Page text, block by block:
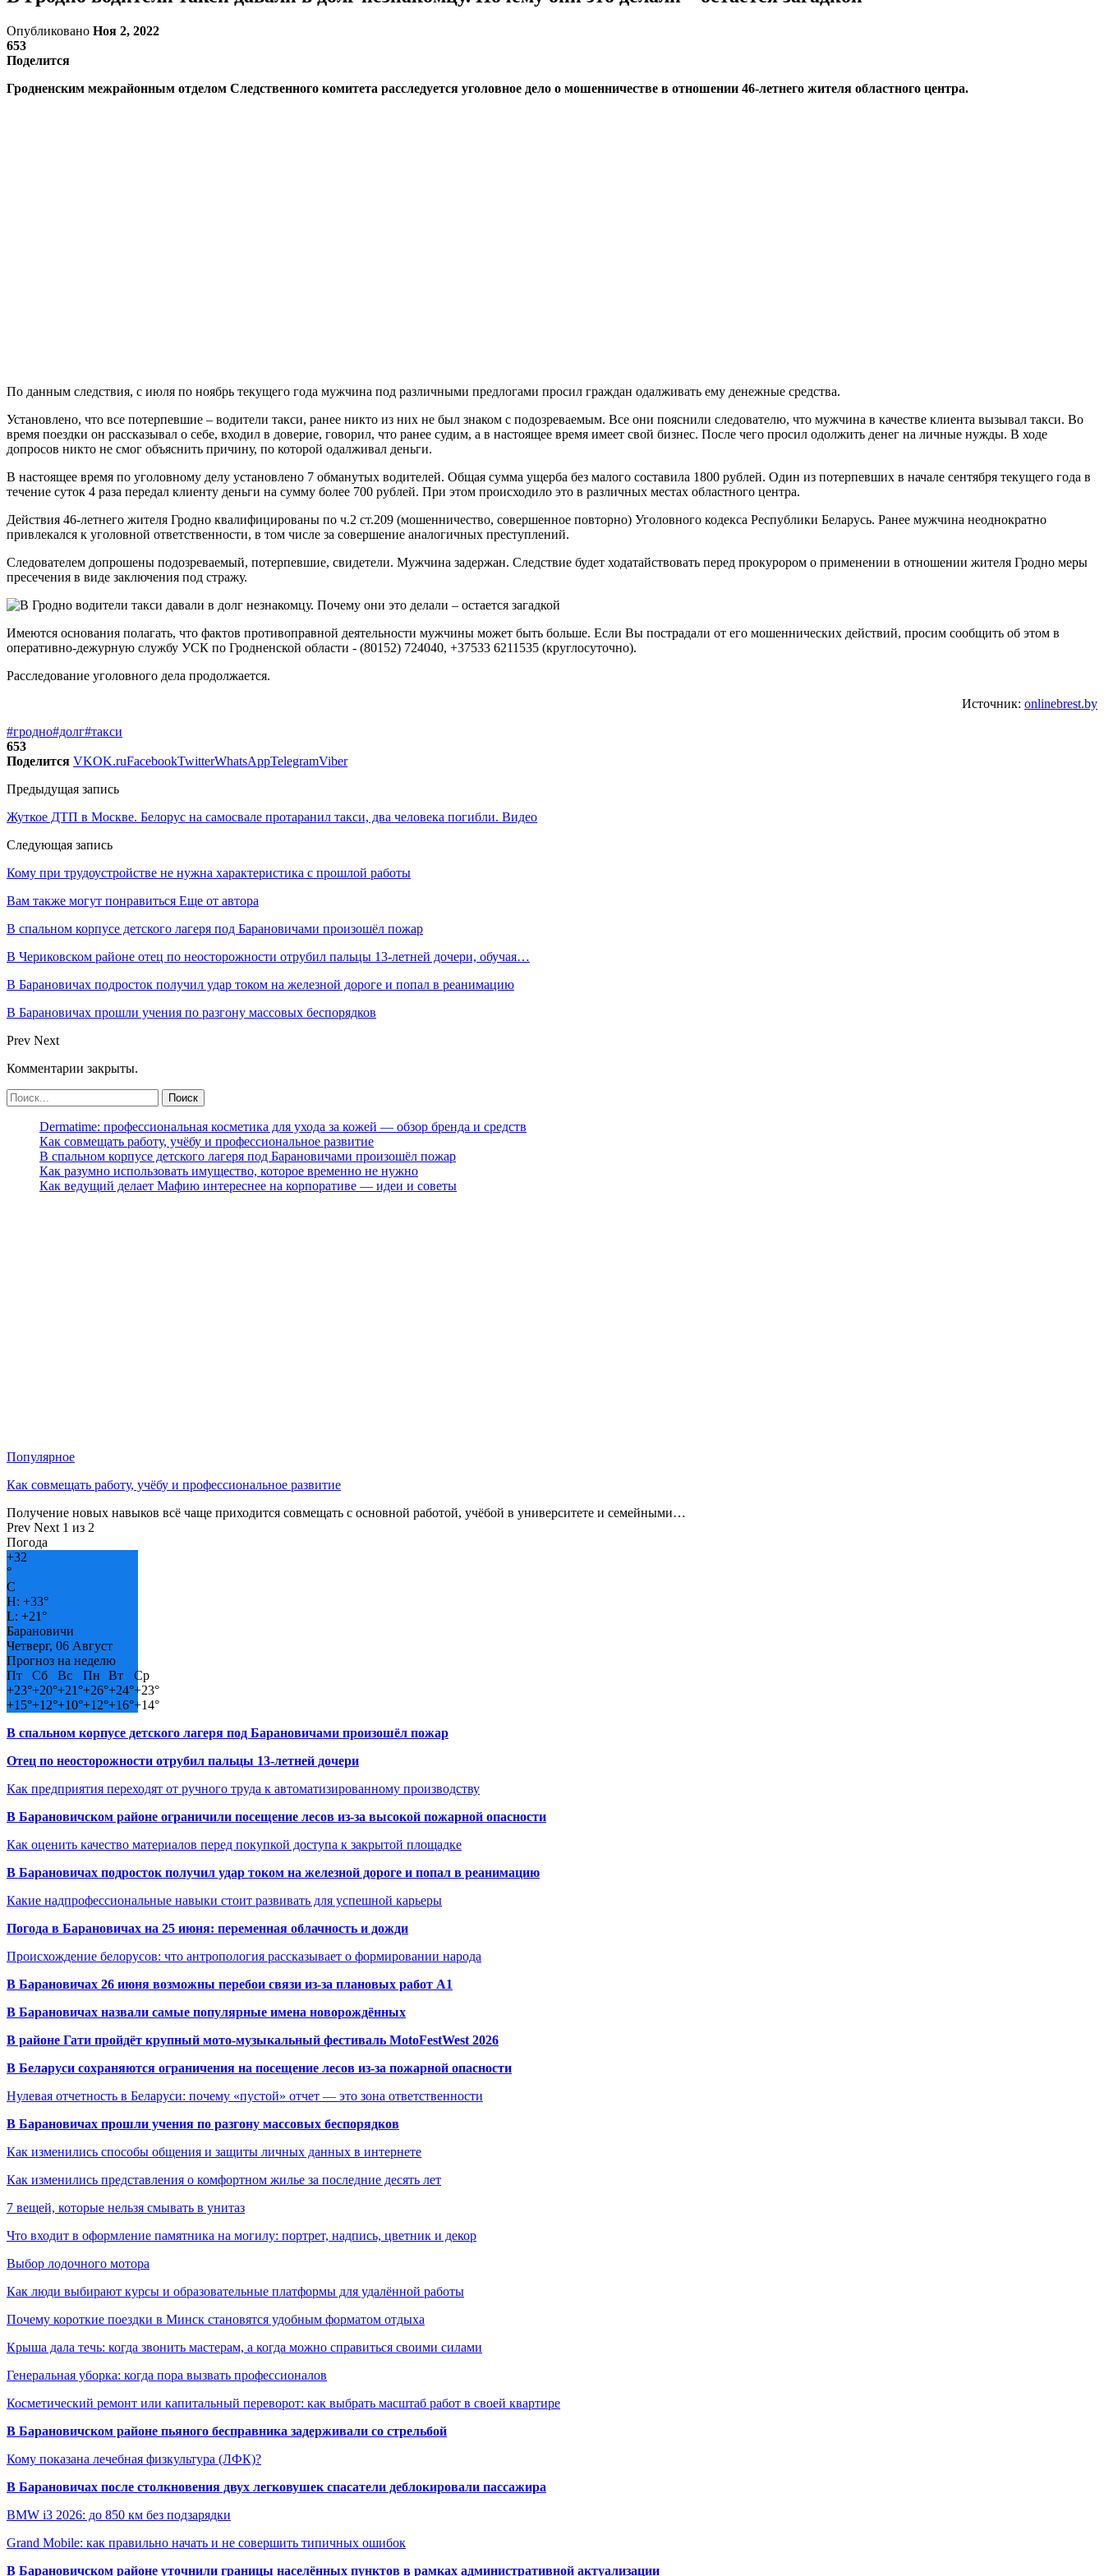
Опубликовано Ноя 2, 2022
653
Поделится
Гродненским межрайонным отделом Следственного комитета расследуется уголовное дело о мошенничестве в отношении 46-летнего жителя областного центра.
По данным следствия, с июля по ноябрь текущего года мужчина под различными предлогами просил граждан одалживать ему денежные средства.
Установлено, что все потерпевшие – водители такси, ранее никто из них не был знаком с подозреваемым. Все они пояснили следователю, что мужчина в качестве клиента вызывал такси. Во
время поездки он рассказывал о себе, входил в доверие, говорил, что ранее судим, а в настоящее время имеет свой бизнес. После чего просил одолжить денег на личные нужды. В ходе
допросов никто не смог объяснить причину, по которой одалживал деньги.
В настоящее время по уголовному делу установлено 7 обманутых водителей. Общая сумма ущерба без малого составила 1800 рублей. Один из потерпевших в начале сентября текущего года в
течение суток 4 раза передал клиенту деньги на сумму более 700 рублей. При этом происходило это в различных местах областного центра.
Действия 46-летнего жителя Гродно квалифицированы по ч.2 ст.209 (мошенничество, совершенное повторно) Уголовного кодекса Республики Беларусь. Ранее мужчина неоднократно
привлекался к уголовной ответственности, в том числе за совершение аналогичных преступлений.
Следователем допрошены подозреваемый, потерпевшие, свидетели. Мужчина задержан. Следствие будет ходатайствовать перед прокурором о применении в отношении жителя Гродно меры
пресечения в виде заключения под стражу.
Имеются основания полагать, что фактов противоправной деятельности мужчины может быть больше. Если Вы пострадали от его мошеннических действий, просим сообщить об этом в
оперативно-дежурную службу УСК по Гродненской области ‑ (80152) 724040, +37533 6211535 (круглосуточно).
Расследование уголовного дела продолжается.
Источник: onlinebrest.by
#гродно#долг#такси
653
Поделится VKOK.ruFacebookTwitterWhatsAppTelegramViber
Предыдущая запись
Жуткое ДТП в Москве. Белорус на самосвале протаранил такси, два человека погибли. Видео
Следующая запись
Кому при трудоустройстве не нужна характеристика с прошлой работы
Вам также могут понравиться Еще от автора
В спальном корпусе детского лагеря под Барановичами произошёл пожар
В Чериковском районе отец по неосторожности отрубил пальцы 13-летней дочери, обучая…
В Барановичах подросток получил удар током на железной дороге и попал в реанимацию
В Барановичах прошли учения по разгону массовых беспорядков
Prev Next
Комментарии закрыты.
Dermatime: профессиональная косметика для ухода за кожей — обзор бренда и средств
Как совмещать работу, учёбу и профессиональное развитие
В спальном корпусе детского лагеря под Барановичами произошёл пожар
Как разумно использовать имущество, которое временно не нужно
Как ведущий делает Мафию интереснее на корпоративе — идеи и советы
Популярное
Как совмещать работу, учёбу и профессиональное развитие
Получение новых навыков всё чаще приходится совмещать с основной работой, учёбой в университете и семейными…
Prev Next 1 из 2
Погода
+32
°
C
H: +33°
L: +21°
Барановичи
Четверг, 06 Август
Прогноз на неделю
Пт
Сб Вс Пн Вт
Ср
+23°+20°+21°+26°+24°+23°
+15°+12°+10°+12°+16°+14°
В спальном корпусе детского лагеря под Барановичами произошёл пожар
Отец по неосторожности отрубил пальцы 13-летней дочери
Как предприятия переходят от ручного труда к автоматизированному производству
В Барановичском районе ограничили посещение лесов из-за высокой пожарной опасности
Как оценить качество материалов перед покупкой доступа к закрытой площадке
В Барановичах подросток получил удар током на железной дороге и попал в реанимацию
Какие надпрофессиональные навыки стоит развивать для успешной карьеры
Погода в Барановичах на 25 июня: переменная облачность и дожди
Происхождение белорусов: что антропология рассказывает о формировании народа
В Барановичах 26 июня возможны перебои связи из-за плановых работ A1
В Барановичах назвали самые популярные имена новорождённых
В районе Гати пройдёт крупный мото-музыкальный фестиваль MotoFestWest 2026
В Беларуси сохраняются ограничения на посещение лесов из-за пожарной опасности
Нулевая отчетность в Беларуси: почему «пустой» отчет — это зона ответственности
В Барановичах прошли учения по разгону массовых беспорядков
Как изменились способы общения и защиты личных данных в интернете
Как изменились представления о комфортном жилье за последние десять лет
7 вещей, которые нельзя смывать в унитаз
Что входит в оформление памятника на могилу: портрет, надпись, цветник и декор
Выбор лодочного мотора
Как люди выбирают курсы и образовательные платформы для удалённой работы
Почему короткие поездки в Минск становятся удобным форматом отдыха
Крыша дала течь: когда звонить мастерам, а когда можно справиться своими силами
Генеральная уборка: когда пора вызвать профессионалов
Косметический ремонт или капитальный переворот: как выбрать масштаб работ в своей квартире
В Барановичском районе пьяного бесправника задерживали со стрельбой
Кому показана лечебная физкультура (ЛФК)?
В Барановичах после столкновения двух легковушек спасатели деблокировали пассажира
BMW i3 2026: до 850 км без подзарядки
Grand Mobile: как правильно начать и не совершить типичных ошибок
В Барановичском районе уточнили границы населённых пунктов в рамках административной актуализации